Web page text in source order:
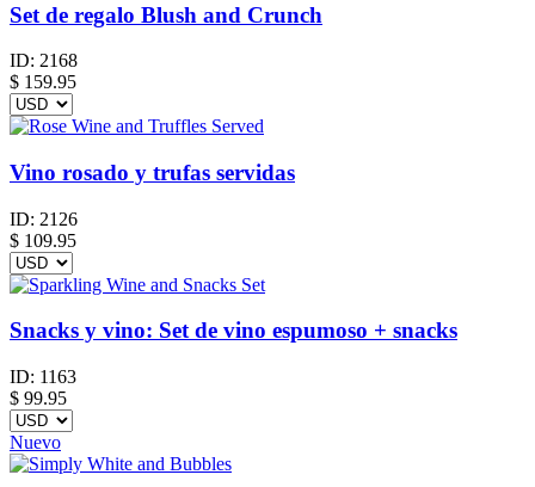
Set de regalo Blush and Crunch
ID: 2168
$ 159.95
Vino rosado y trufas servidas
ID: 2126
$ 109.95
Snacks y vino: Set de vino espumoso + snacks
ID: 1163
$ 99.95
Nuevo